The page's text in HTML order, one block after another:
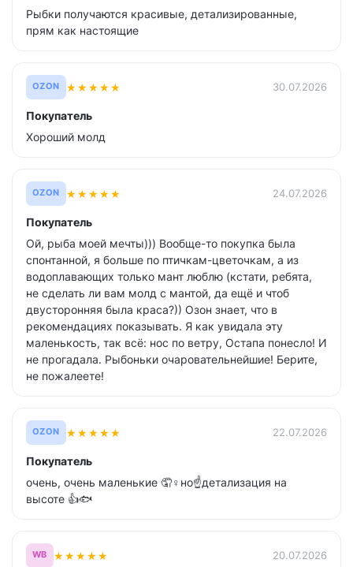
Рыбки получаются красивые, детализированные,
прям как настоящие
OZON ★★★★★ 30.07.2026
Покупатель
Хороший молд
OZON ★★★★★ 24.07.2026
Покупатель
Ой, рыба моей мечты))) Вообще-то покупка была
спонтанной, я больше по птичкам-цветочкам, а из
водоплавающих только мант люблю (кстати, ребята,
не сделать ли вам молд с мантой, да ещё и чтоб
двусторонняя была краса?)) Озон знает, что в
рекомендациях показывать. Я как увидала эту
маленькость, так всё: нос по ветру, Остапа понесло! И
не прогадала. Рыбоньки очаровательнейшие! Берите,
не пожалеете!
OZON ★★★★★ 22.07.2026
Покупатель
очень, очень маленькие 🤦♀️но☝детализация на
высоте 👍🐟
WB ★★★★★ 20.07.2026